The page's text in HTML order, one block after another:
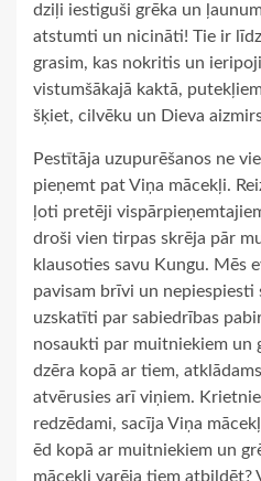
dziļi iestiguši grēka un
atstumti un nicināti! Tie ir
grasim, kas nokritis un
vistumšākajā kaktā,
šķiet, cilvēku un Dieva
Pestītāja uzupurēšanos ne
pieņemt pat Viņa mācekļi.
ļoti pretēji
droši vien tirpas skrēja pār
klausoties savu Kungu. Mēs
pavisam brīvi un nepiespiesti
uzskatīti par sabiedrības
nosaukti par muitniekiem un
dzēra kopā ar tiem,
atvērusies arī viņiem.
redzēdami, sacīja Viņa
ēd kopā ar muitniekiem un
mācekļi varēja tiem atbildēt?